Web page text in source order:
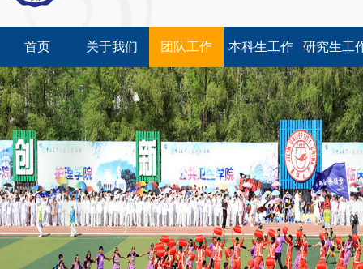
首页 关于我们 团队工作 本科生工作 研究生工